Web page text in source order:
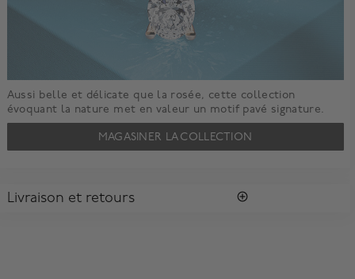
Aussi belle et délicate que la rosée, cette collection
évoquant la nature met en valeur un motif pavé signature.
MAGASINER LA COLLECTION
Livraison et retours